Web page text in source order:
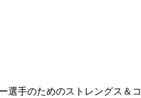
選手のためのストレングス＆コ